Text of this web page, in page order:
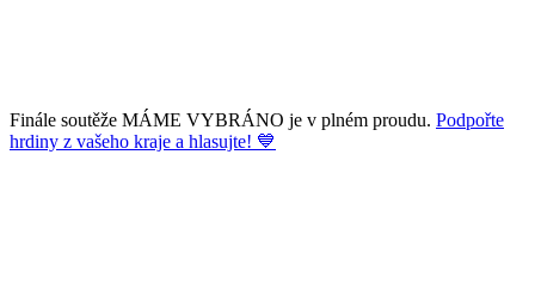
Finále soutěže MÁME VYBRÁNO je v plném proudu. Podpořte
hrdiny z vašeho kraje a hlasujte! 💙